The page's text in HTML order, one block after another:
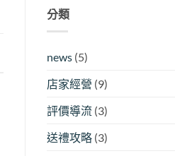
分類
news(5)
店家經營 (9)
評價導流 (3)
送禮攻略(3)